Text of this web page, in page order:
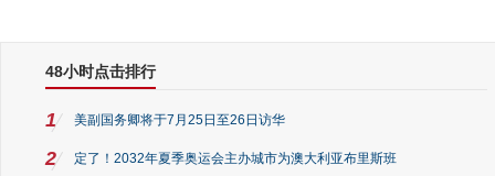
48小时点击排行
1 美副国务卿将于7月25日至26日访华
2 定了！2032年夏季奥运会主办城市为澳大利亚布里斯班